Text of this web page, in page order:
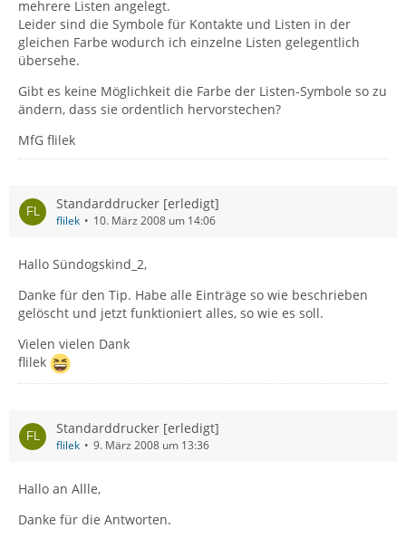
mehrere Listen angelegt.
Leider sind die Symbole für Kontakte und Listen in der
gleichen Farbe wodurch ich einzelne Listen gelegentlich
übersehe.
Gibt es keine Möglichkeit die Farbe der Listen-Symbole so zu
ändern, dass sie ordentlich hervorstechen?
MfG flilek
Standarddrucker [erledigt]
flilek 10. März 2008 um 14:06
Hallo Sündogskind_2,
Danke für den Tip. Habe alle Einträge so wie beschrieben
gelöscht und jetzt funktioniert alles, so wie es soll.
Vielen vielen Dank
flilek
Standarddrucker [erledigt]
flilek 9. März 2008 um 13:36
Hallo an Allle,
Danke für die Antworten.